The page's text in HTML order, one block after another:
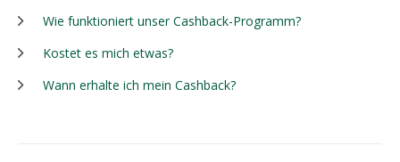
Wie funktioniert unser Cashback-Programm?
Kostet es mich etwas?
Wann erhalte ich mein Cashback?